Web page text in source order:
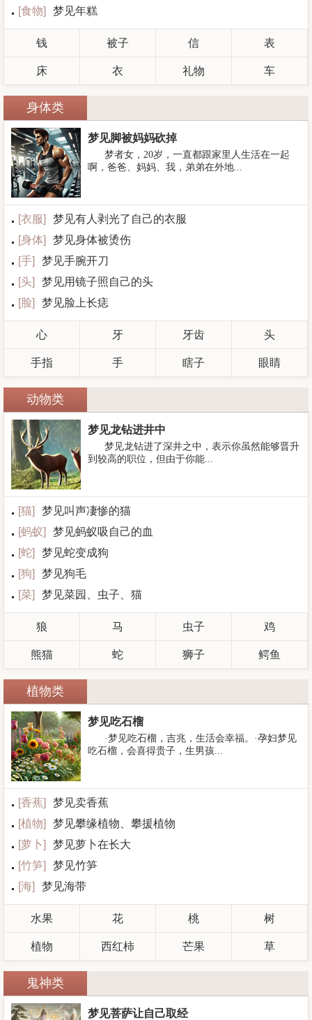
[食物] 梦见年糕
钱 被子 信 表
床 衣 礼物 车
身体类
梦见脚被妈妈砍掉
梦者女，20岁，一直都跟家里人生活在一起
啊，爸爸、妈妈、我，弟弟在外地...
[衣服]
梦见有人剥光了自己的衣服
[身体]
梦见身体被烫伤
[手]
梦见手腕开刀
[头]
梦见用镜子照自己的头
[脸] 梦见脸上长痣
心 牙 牙齿 头
手指 手 瞎子 眼睛
动物类
梦见龙钻进井中
梦见龙钻进了深井之中，表示你虽然能够晋升
到较高的职位，但由于你能...
[猫]
梦见叫声凄惨的猫
[蚂蚁]
梦见蚂蚁吸自己的血
[蛇]
梦见蛇变成狗
[狗]
梦见狗毛
[菜] 梦见菜园、虫子、猫
狼 马 虫子 鸡
熊猫 蛇 狮子 鳄鱼
植物类
梦见吃石榴
·梦见吃石榴，吉兆，生活会幸福。·孕妇梦见
吃石榴，会喜得贵子，生男孩...
[香蕉]
梦见卖香蕉
[植物]
梦见攀缘植物、攀援植物
[萝卜]
梦见萝卜在长大
[竹笋]
梦见竹笋
[海] 梦见海带
水果 花 桃 树
植物 西红柿 芒果 草
鬼神类
梦见菩萨让自己取经